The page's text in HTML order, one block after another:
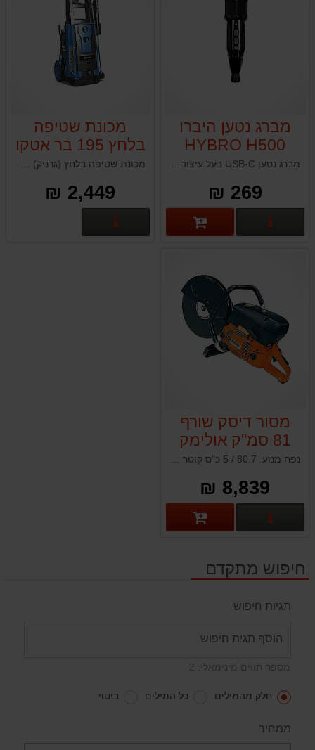
מברג נטען היברו
HYBRO H500
269 ₪
פרטים נוספים
מכונת שטיפה
בלחץ 195 בר אטקו
ATCO VAS 130P
2,449 ₪
מסור דיסק שורף
81 סמ"ק אולימק
OLEO-MAC
TTA983
נפח מנוע: 80.7 / 5 כ"ס קוטר דיסק: 350 מ"מ / 14" משקל 11.4 ק"ג מתאים לחיתוך בטון וברזל (לא כולל אבני חיתוך)
8,839 ₪
פרטים נוספים
חיפוש מתקדם
תגיות חיפוש
מספר תווים מינימאלי: 2
חלק מהמילים כל המילים ביטוי
ממחיר